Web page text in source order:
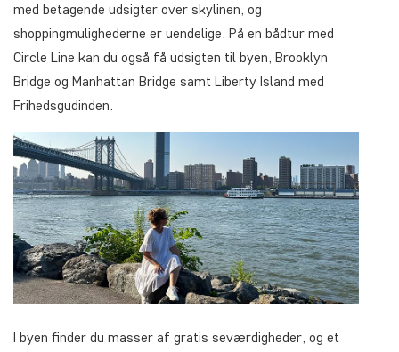
med betagende udsigter over skylinen, og
shoppingmulighederne er uendelige. På en bådtur med
Circle Line kan du også få udsigten til byen, Brooklyn
Bridge og Manhattan Bridge samt Liberty Island med
Frihedsgudinden.
I byen finder du masser af gratis seværdigheder, og et